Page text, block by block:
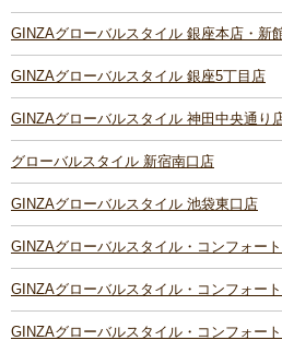
GINZAグローバルスタイル 銀座本店・新
GINZAグローバルスタイル 銀座5丁目店
GINZAグローバルスタイル 神田中央通り
グローバルスタイル 新宿南口店
GINZAグローバルスタイル 池袋東口店
GINZAグローバルスタイル・コンフォー
GINZAグローバルスタイル・コンフォー
GINZAグローバルスタイル・コンフォー